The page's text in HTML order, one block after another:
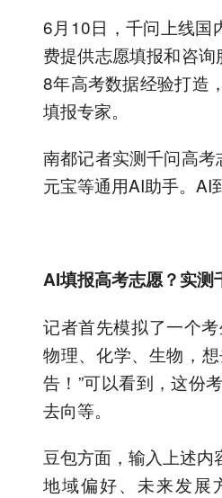
6月10日，千问上线国
费提供志愿填报和咨
8年高考数据经验打造
填报专家。
南都记者实测千问高考
元宝等通用AI助手。AI
AI填报高考志愿？实测
记者首先模拟了一个
物理、化学、生物，
告！”可以看到，这份
去向等。
豆包方面，输入上述内
地域偏好、未来发展